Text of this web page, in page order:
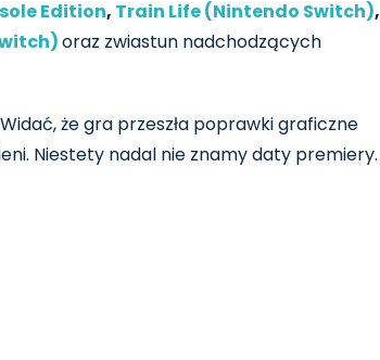
Edition, Train Life (Nintendo Switch),
oraz zwiastun nadchodzących
że gra przeszła poprawki graficzne
Niestety nadal nie znamy daty premiery.